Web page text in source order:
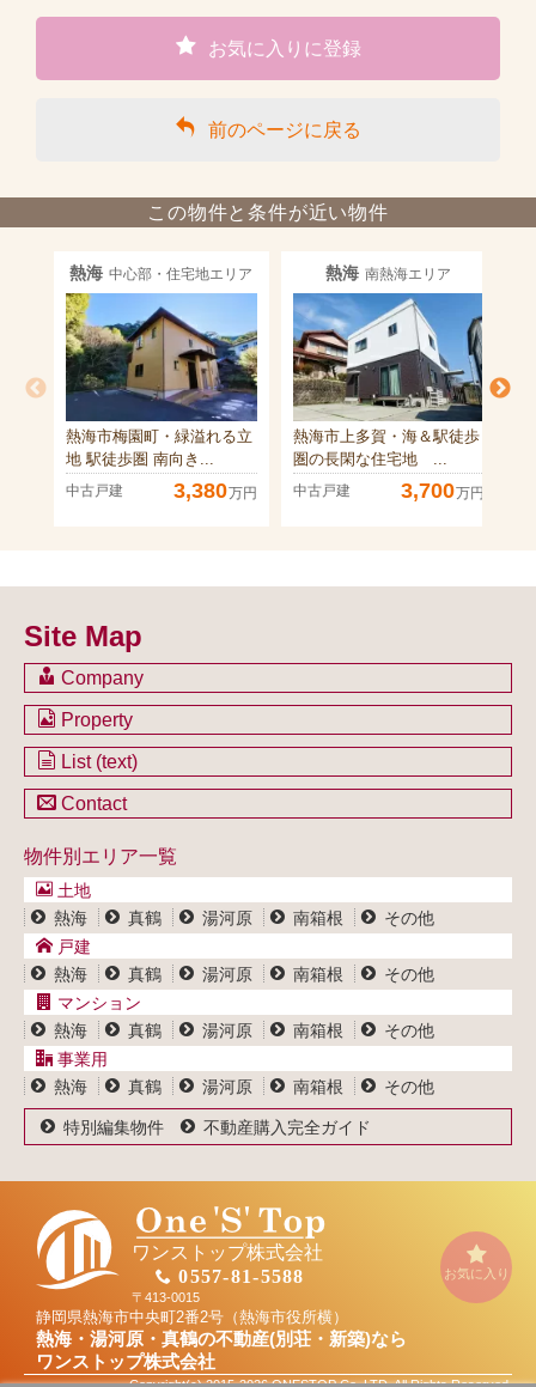
お気に入りに登録
前のページに戻る
この物件と条件が近い物件
熱海 中心部・住宅地エリア
熱海市梅園町・緑溢れる立
地 駅徒歩圏 南向き...
中古戸建 3,380万円
熱海 南熱海エリア
熱海市上多賀・海＆駅徒歩
圏の長閑な住宅地 ...
中古戸建 3,700万円
Site Map
Company
会社のご案内
不動産を購入したい方
不動産を売却したい方
不動産買取システム
Property
土地一覧
戸建一覧
マンション一覧
事業用物件一覧
List (text)
土地一覧
マンション一覧
事業用物件一覧
Contact
ブログ
プライバシーポリシー
サイトポリシー
物件別エリア一覧
土地
熱海
真鶴 湯河原 南箱根
その他
戸建
熱海
真鶴 湯河原 南箱根
その他
マンション
熱海
真鶴 湯河原 南箱根
その他
事業用
熱海
真鶴 湯河原 南箱根 その他
特別編集物件 不動産購入完全ガイド
お気に入り
ワンストップ株式会社
0557-81-5588
〒413-0015
静岡県熱海市中央町2番2号（熱海市役所横）
熱海・湯河原・真鶴の不動産(別荘・新築)なら
ワンストップ株式会社